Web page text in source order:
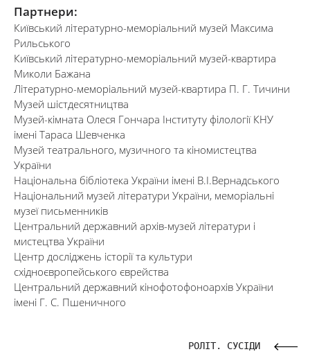
Партнери:
Київський літературно-меморіальний музей Максима
Рильського
Київський літературно-меморіальний музей-квартира
Миколи Бажана
Літературно-меморіальний музей-квартира П. Г. Тичини
Музей шістдесятництва
Музей-кімната Олеся Гончара Інституту філології КНУ
імені Тараса Шевченка
Музей театрального, музичного та кіномистецтва
України
Національна бібліотека України імені В.І.Вернадського
Національний музей літератури України, меморіальні
музеї письменників
Центральний державний архів-музей літератури і
мистецтва України
Центр досліджень історії та культури
східноєвропейського єврейства
Центральний державний кінофотофоноархів України
імені Г. С. Пшеничного
РОЛІТ. СУСІДИ